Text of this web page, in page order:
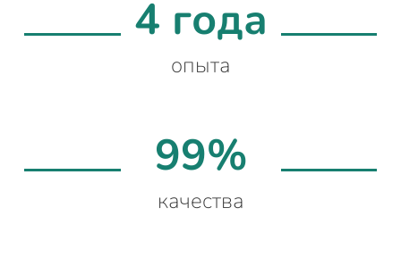
4 года
опыта
99%
качества